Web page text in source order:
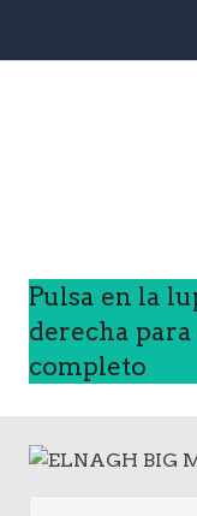
Pulsa en la
derecha
completo